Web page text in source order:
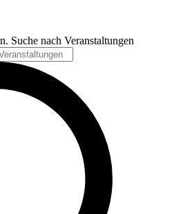
Suche nach Veranstaltungen